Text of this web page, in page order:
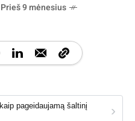
Prieš 9 mėnesius
kaip pageidaujamą šaltinį
›